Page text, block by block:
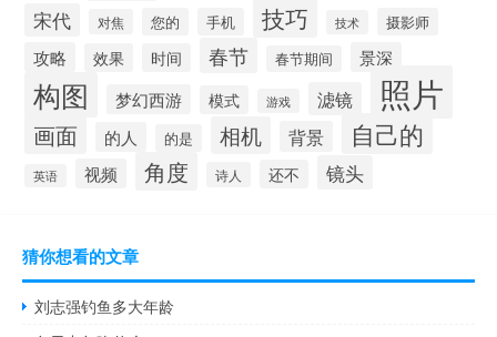
宋代 对焦 您的 手机 技巧 技术 摄影师
攻略 效果 时间 春节 春节期间 景深
构图 梦幻西游 模式 游戏 滤镜 照片
画面 的人 的是 相机 背景 自己的
英语 视频 角度 诗人 还不 镜头
猜你想看的文章
刘志强钓鱼多大年龄